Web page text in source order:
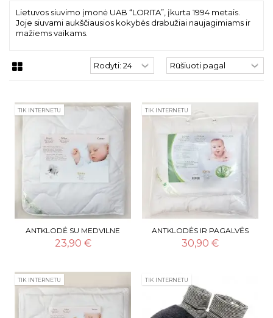
Lietuvos siuvimo įmonė UAB “LORITA”, įkurta 1994 metais.
Joje siuvami aukščiausios kokybės drabužiai naujagimiams ir
mažiems vaikams.
TIK INTERNETU
ANTKLODĖ SU MEDVILNE
23,90 €
TIK INTERNETU
ANTKLODĖS IR PAGALVĖS
KOMPLEKTAS "ALOE VERA"
30,90 €
TIK INTERNETU TIK INTERNETU